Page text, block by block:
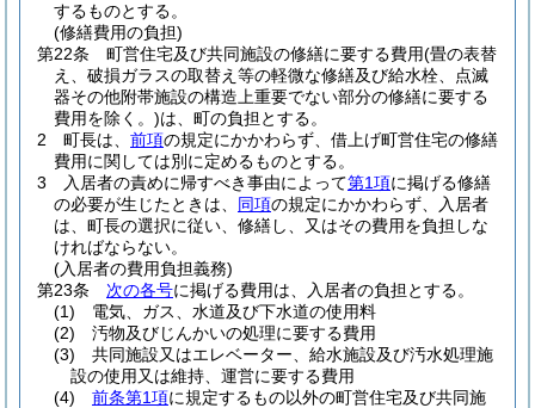
するものとする。
(修繕費用の負担)
第22条
町営住宅及び共同施設の修繕に要する費用(畳の表替
え、破損ガラスの取替え等の軽微な修繕及び給水栓、点滅
器その他附帯施設の構造上重要でない部分の修繕に要する
費用を除く。)は、町の負担とする。
2
町長は、 前項の規定にかかわらず、借上げ町営住宅の修繕
費用に関しては別に定めるものとする。
3
入居者の責めに帰すべき事由によって第1項に掲げる修繕
の必要が生じたときは、 同項の規定にかかわらず、入居者
は、町長の選択に従い、修繕し、又はその費用を負担しな
ければならない。
(入居者の費用負担義務)
第23条
次の各号に掲げる費用は、入居者の負担とする。
(1)
電気、ガス、水道及び下水道の使用料
(2)
汚物及びじんかいの処理に要する費用
(3)
共同施設又はエレベーター、給水施設及び汚水処理施
設の使用又は維持、運営に要する費用
(4)
前条第1項に規定するもの以外の町営住宅及び共同施